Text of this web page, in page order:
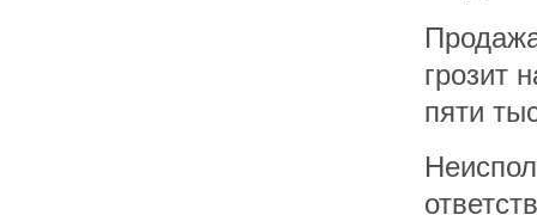
грозит
пяти